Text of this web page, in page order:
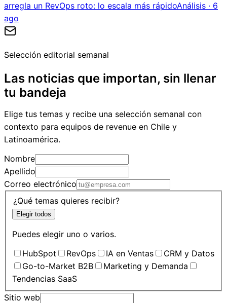
arregla un RevOps roto: lo escala más rápidoAnálisis · 6
ago
Selección editorial semanal
Las noticias que importan, sin llenar
tu bandeja
Elige tus temas y recibe una selección semanal con
contexto para equipos de revenue en Chile y
Latinoamérica.
Nombre
Apellido
Correo electrónico
¿Qué temas quieres recibir?
Elegir todos
Puedes elegir uno o varios.
HubSpot
RevOps IA en Ventas
CRM y Datos
Go-to-Market B2B
Marketing y Demanda
Tendencias SaaS
Sitio web